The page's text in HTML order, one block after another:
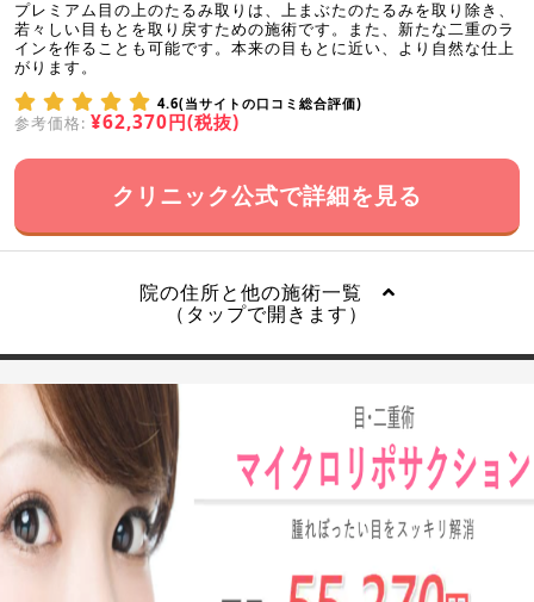
プレミアム目の上のたるみ取りは、上まぶたのたるみを取り除き、
若々しい目もとを取り戻すための施術です。また、新たな二重のラ
インを作ることも可能です。本来の目もとに近い、より自然な仕上
がります。
4.6(当サイトの口コミ総合評価)
参考価格: ¥62,370円(税抜)
クリニック公式で詳細を見る
院の住所と他の施術一覧
（タップで開きます）